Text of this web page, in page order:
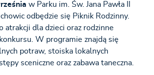
w Parku im. Św. Jana Pawła II
odbędzie się Piknik Rodzinny.
atrakcji dla dzieci oraz rodzinne
W programie znajdą się
potraw, stoiska lokalnych
sceniczne oraz zabawa taneczna.